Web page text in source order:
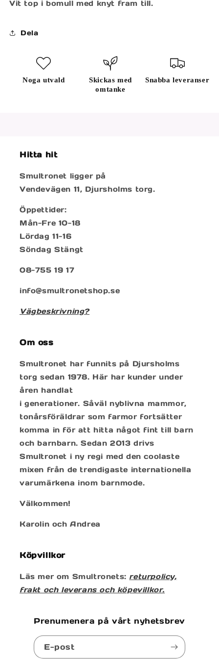
Vit top i bomull med knyt fram till.
Dela
Noga utvald
Skickas med
omtanke
Snabba leveranser
Hitta hit
Smultronet ligger på
Vendevägen 11, Djursholms torg.
Öppettider:
Mån-Fre 10-18
Lördag 11-16
Söndag Stängt
08-755 19 17
info@smultronetshop.se
Vägbeskrivning?
Om oss
Smultronet har funnits på Djursholms
torg sedan 1978. Här har kunder under
åren handlat
i generationer. Såväl nyblivna mammor,
tonårsföräldrar som farmor fortsätter
komma in för att hitta något fint till barn
och barnbarn. Sedan 2013 drivs
Smultronet i ny regi med den coolaste
mixen från de trendigaste internationella
varumärkena inom barnmode.
Välkommen!
Karolin och Andrea
Köpvillkor
Läs mer om Smultronets: returpolicy,
frakt och leverans och köpevillkor.
Prenumenera på vårt nyhetsbrev
E-post